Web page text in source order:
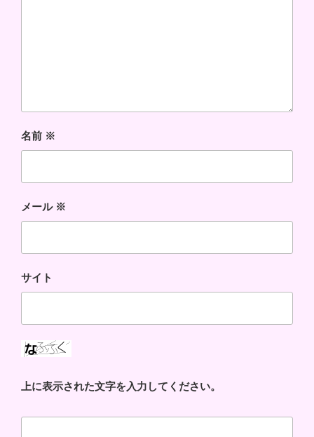
名前 ※
メール ※
サイト
上に表示された文字を入力してください。